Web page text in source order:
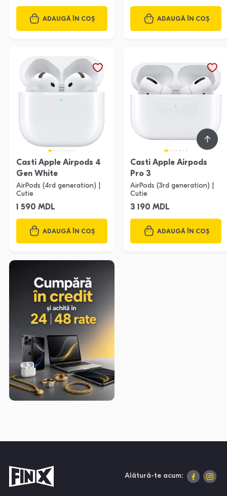
ADAUGĂ ÎN COȘ ADAUGĂ ÎN COȘ
Casti Apple Airpods 4
Gen White
AirPods (4rd generation) |
Cutie
1 590 MDL
ADAUGĂ ÎN COȘ
Casti Apple Airpods
Pro 3
AirPods (3rd generation) |
Cutie
3 190 MDL
ADAUGĂ ÎN COȘ
Alătură-te acum: